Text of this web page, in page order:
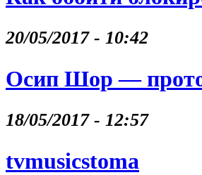
20/05/2017 - 10:42
Осип Шор —
18/05/2017 - 12:57
tvmusicstoma